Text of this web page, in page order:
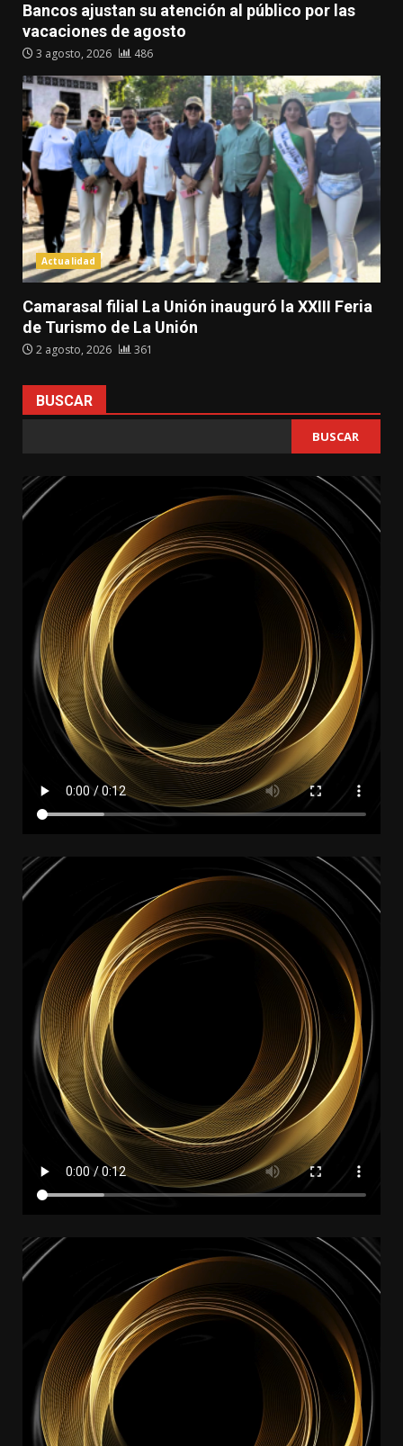
Bancos ajustan su atención al público por las
vacaciones de agosto
3 agosto, 2026 486
Actualidad
Camarasal filial La Unión inauguró la XXIII Feria
de Turismo de La Unión
2 agosto, 2026 361
BUSCAR
BUSCAR